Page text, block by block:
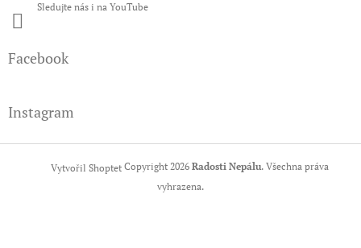
Sledujte nás i na YouTube
Facebook
Instagram
Vytvořil Shoptet Copyright 2026 Radosti Nepálu. Všechna práva
vyhrazena.